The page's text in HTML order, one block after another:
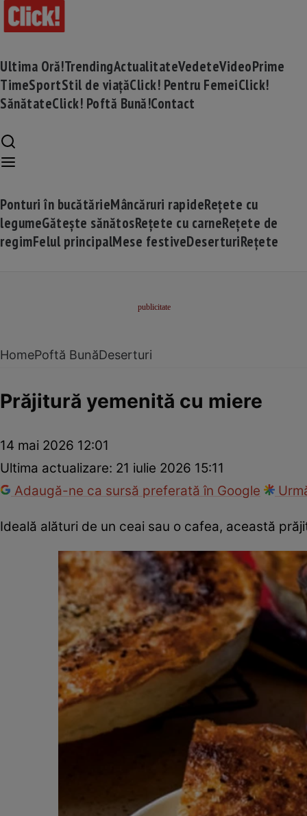
Ultima Oră!TrendingActualitateVedeteVideoPrime
TimeSportStil de viațăClick! Pentru FemeiClick!
SănătateClick! Poftă Bună!Contact
Ponturi în bucătărieMâncăruri rapideRețete cu
legumeGătește sănătosRețete cu carneRețete de
regimFelul principalMese festiveDeserturiRețete
HomePoftă BunăDeserturi
Prăjitură yemenită cu miere
14 mai 2026 12:01
Ultima actualizare: 21 iulie 2026 15:11
Adaugă-ne ca sursă preferată în Google
Ideală alături de un ceai sau o cafea, această